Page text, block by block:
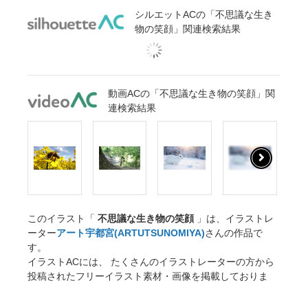
シルエットACの「不思議な生き
物の笑顔」関連検索結果
動画ACの「不思議な生き物の笑顔」関
連検索結果
このイラスト「 不思議な生き物の笑顔」は、イラストレ
ーターアート宇都宮(ARTUTSUNOMIYA)さんの作品で
す。
イラストACには、 たくさんのイラストレーターの方から
投稿されたフリーイラスト素材・画像を掲載しておりま